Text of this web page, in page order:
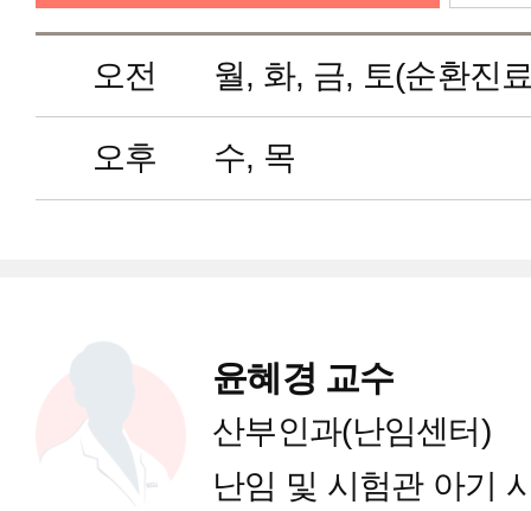
가임력보존클리닉
CAPA 미성숙 난자 체외 배양 클
오전 월, 화, 금, 토(순환진
오후 수, 목
윤혜경 교수
산부인과(난임센터)
난임 및 시험관 아기